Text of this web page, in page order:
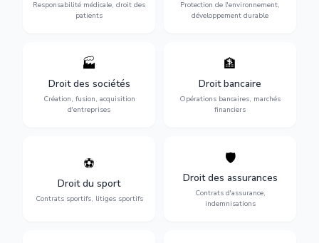
Responsabilité médicale, droit des
patients
indemnisation.
Protection de l'environnement,
développement durable
développement durable.
🏭
Droit des sociétés
Création, fusion, acquisition
d'entreprises
Structuration de votre
société : création, fusion-
acquisition, gouvernance et
restructuration.
🏦
Droit bancaire
Opérations bancaires, marchés
financiers
Gestion de vos opérations
financières : contentieux
bancaire, investissements et
régulation.
⚽
Droit du sport
Contrats sportifs, litiges sportifs
Expertise en droit sportif :
transferts, sponsoring et
contentieux.
🛡️
Droit des assurances
Contrats d'assurance,
indemnisations
Défense de vos intérêts :
contrats d'assurance,
sinistres et indemnisations
optimales.